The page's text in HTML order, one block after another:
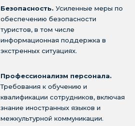
Безопасность. Усиленные меры по
обеспечению безопасности
туристов, в том числе
информационная поддержка в
экстренных ситуациях.
Профессионализм персонала.
Требования к обучению и
квалификации сотрудников, включая
знание иностранных языков и
межкультурной коммуникации.